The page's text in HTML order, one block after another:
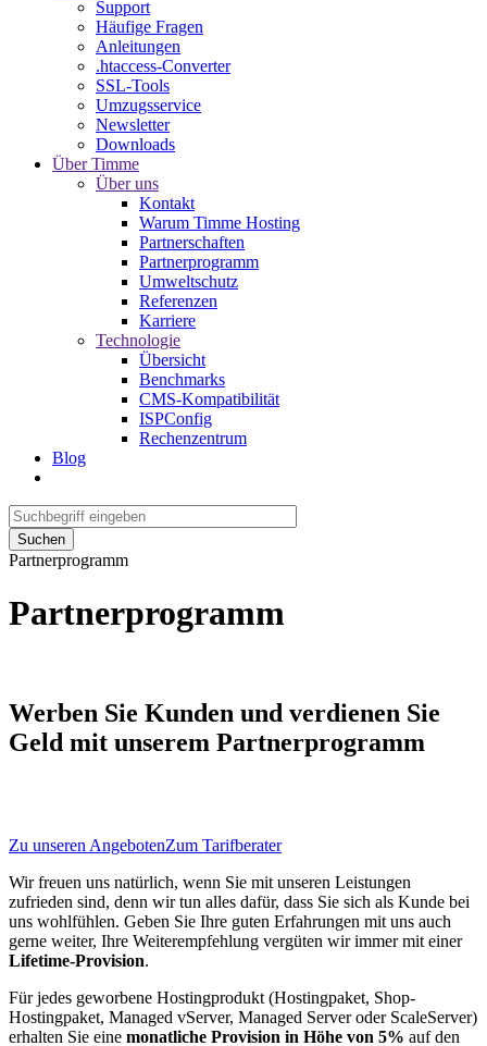
Support
Häufige Fragen
Anleitungen
.htaccess-Converter
SSL-Tools
Umzugsservice
Newsletter
Downloads
Über Timme
Über uns
Kontakt
Warum Timme Hosting
Partnerschaften
Partnerprogramm
Umweltschutz
Referenzen
Karriere
Technologie
Übersicht
Benchmarks
CMS-Kompatibilität
ISPConfig
Rechenzentrum
Blog
Suchen
Partnerprogramm
Partnerprogramm
Werben Sie Kunden und verdienen Sie
Geld mit unserem Partnerprogramm
Zu unseren AngebotenZum Tarifberater
Wir freuen uns natürlich, wenn Sie mit unseren Leistungen
zufrieden sind, denn wir tun alles dafür, dass Sie sich als Kunde bei
uns wohlfühlen. Geben Sie Ihre guten Erfahrungen mit uns auch
gerne weiter, Ihre Weiterempfehlung vergüten wir immer mit einer
Lifetime-Provision.
Für jedes geworbene Hostingprodukt (Hostingpaket, Shop-
Hostingpaket, Managed vServer, Managed Server oder ScaleServer)
erhalten Sie eine monatliche Provision in Höhe von 5% auf den